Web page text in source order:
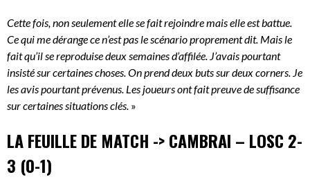
Cette fois, non seulement elle se fait rejoindre mais elle est battue.
Ce qui me dérange ce n’est pas le scénario proprement dit. Mais le
fait qu’il se reproduise deux semaines d’affilée. J’avais pourtant
insisté sur certaines choses. On prend deux buts sur deux corners. Je
les avis pourtant prévenus. Les joueurs ont fait preuve de suffisance
sur certaines situations clés. »
LA FEUILLE DE MATCH -> CAMBRAI – LOSC 2-
3 (0-1)